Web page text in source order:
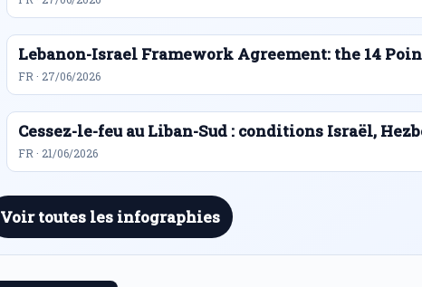
Lebanon-Israel Framework Agreement: the 14
FR · 27/06/2026
Cessez-le-feu au Liban-Sud : conditions Israël,
FR · 21/06/2026
Voir toutes les infographies